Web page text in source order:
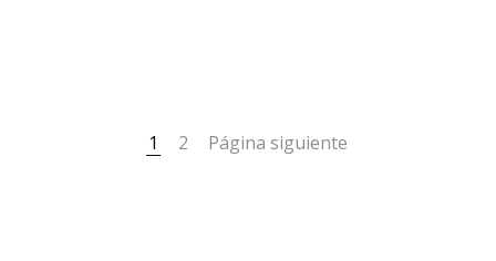
1 2 Página siguiente